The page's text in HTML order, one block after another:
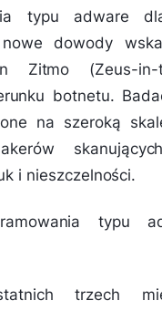
typu adware
dowody
Zitmo (Zeus-in-
botnetu.
na szeroką
i nieszczelności.
typu
trzech